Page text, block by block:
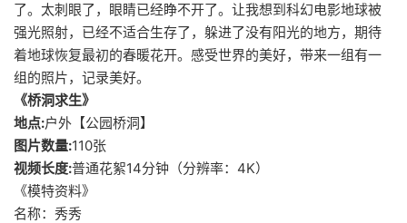
了。太刺眼了，眼睛已经睁不开了。让我想到科幻电影地球被
强光照射，已经不适合生存了，躲进了没有阳光的地方，期待
着地球恢复最初的春暖花开。感受世界的美好，带来一组有一
组的照片，记录美好。
《桥洞求生》
地点:户外【公园桥洞】
图片数量:110张
视频长度:普通花絮14分钟（分辨率：4K）
《模特资料》
名称：秀秀